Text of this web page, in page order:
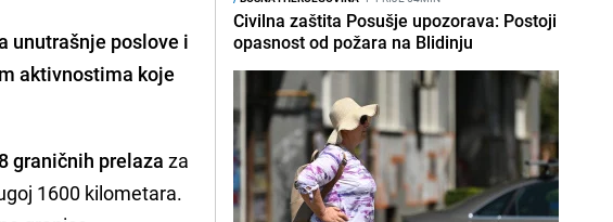
unutrašnje poslove i
aktivnostima koje
graničnih prelaza za
1600 kilometara.
Civilna zaštita Posušje upozorava: Postoji
opasnost od požara na Blidinju